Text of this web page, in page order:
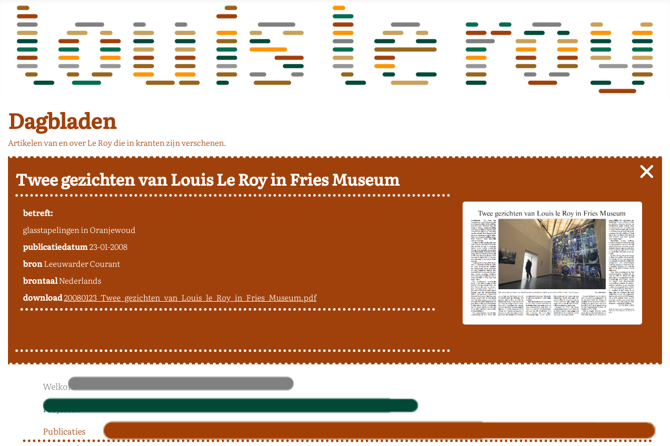
Welkom
Projecten
Publicaties
Dagbladen
Artikelen van en over Le Roy die in kranten zijn verschenen.
Twee gezichten van Louis Le Roy in Fries Museum
betreft:
glasstapelingen in Oranjewoud
publicatiedatum23-01-2008
bronLeeuwarder Courant
brontaalNederlands
download20080123_Twee_gezichten_van_Louis_le_Roy_in_Fries_Museum.pdf